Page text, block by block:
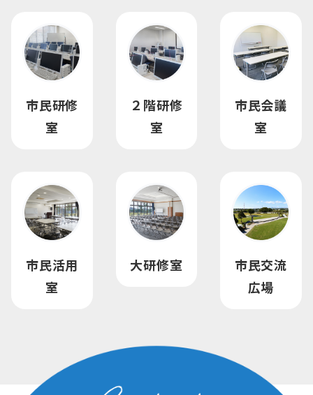
市民研修
室
２階研修
室
市民会議
室
市民活用
室
大研修室
市民交流
広場